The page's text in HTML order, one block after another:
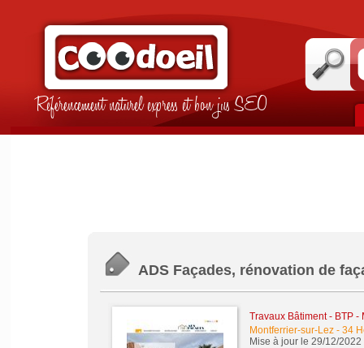
Référencement naturel express et bon jus SEO
ADS Façades, rénovation de
Travaux Bâtiment - BTP
Montferrier-sur-Lez- 34
Mise à jour le 29/12/2022